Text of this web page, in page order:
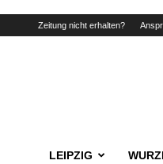
Zeitung nicht erhalten?
LEIPZIG